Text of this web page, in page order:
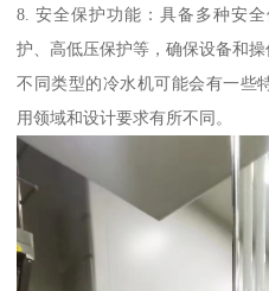
8. 安全保护功能：具备多种安
护、高低压保护等，确保设备和操
不同类型的冷水机可能会有一些
用领域和设计要求有所不同。